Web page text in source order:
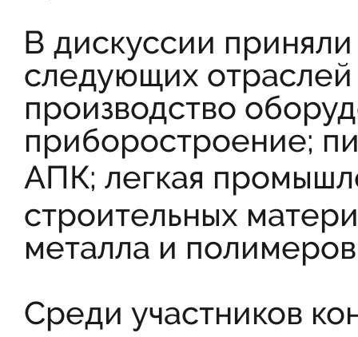
В дискуссии
следующих отраслей
производство
приборостроение;
АПК; легкая
строительных
металла и
Среди участников